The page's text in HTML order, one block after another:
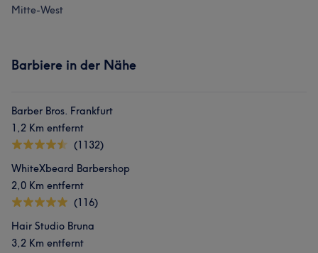
Mitte-West
Barbiere in der Nähe
Barber Bros. Frankfurt
1,2 Km entfernt
(1132)
WhiteXbeard Barbershop
2,0 Km entfernt
(116)
Hair Studio Bruna
3,2 Km entfernt